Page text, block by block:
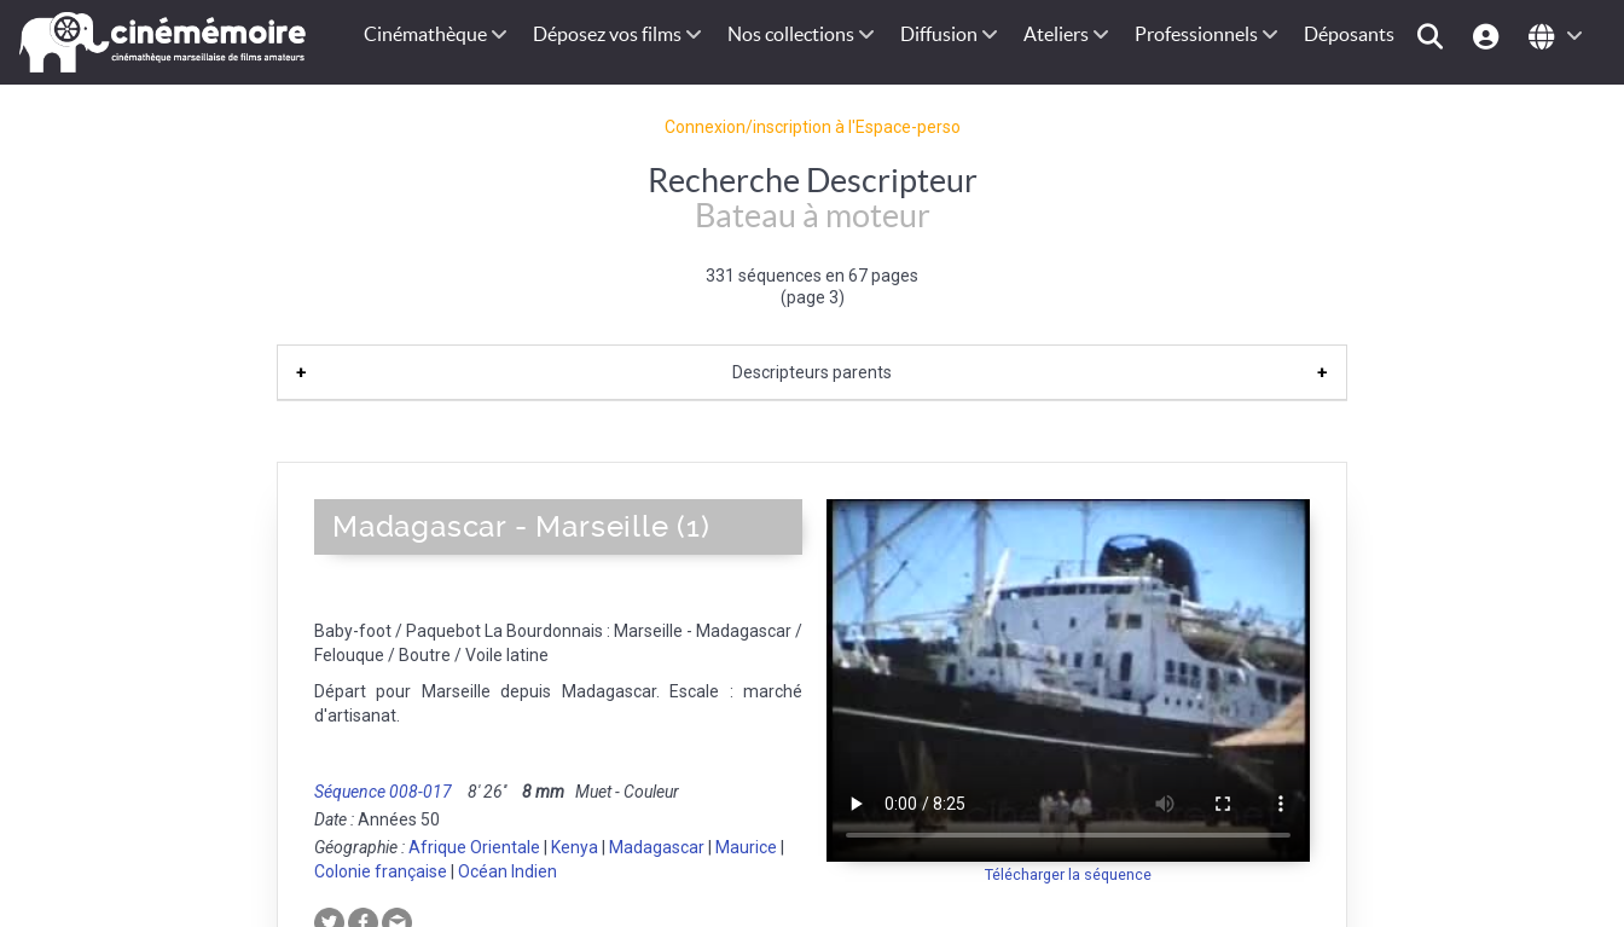
Cinémathèque Déposez vos films Nos collections Diffusion Ateliers Professionnels Déposants
Connexion/inscription à l'Espace-perso
Recherche Descripteur
Bateau à moteur
331 séquences en 67 pages
(page 3)
Descripteurs parents
Télécharger la séquence
Madagascar - Marseille (1)
Baby-foot / Paquebot La Bourdonnais : Marseille - Madagascar /
Felouque / Boutre / Voile latine
Départ pour Marseille depuis Madagascar. Escale : marché
d'artisanat.
Séquence 008-017 8' 26'' 8 mm Muet - Couleur
Date :Années 50
Géographie :Afrique Orientale Kenya Madagascar Maurice
Colonie française
Océan Indien